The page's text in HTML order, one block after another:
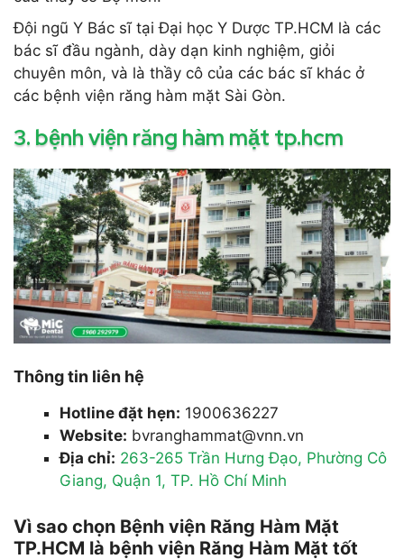
Đội ngũ Y Bác sĩ tại Đại học Y Dược TP.HCM là các
bác sĩ đầu ngành, dày dạn kinh nghiệm, giỏi
chuyên môn, và là thầy cô của các bác sĩ khác ở
các bệnh viện răng hàm mặt Sài Gòn.
3. bệnh viện răng hàm mặt tp.hcm
Thông tin liên hệ
Hotline đặt hẹn: 1900636227
Website: bvranghammat@vnn.vn
Địa chỉ: 263-265 Trần Hưng Đạo, Phường Cô
Giang, Quận 1, TP. Hồ Chí Minh
Vì sao chọn Bệnh viện Răng Hàm Mặt
TP.HCM là bệnh viện Răng Hàm Mặt tốt